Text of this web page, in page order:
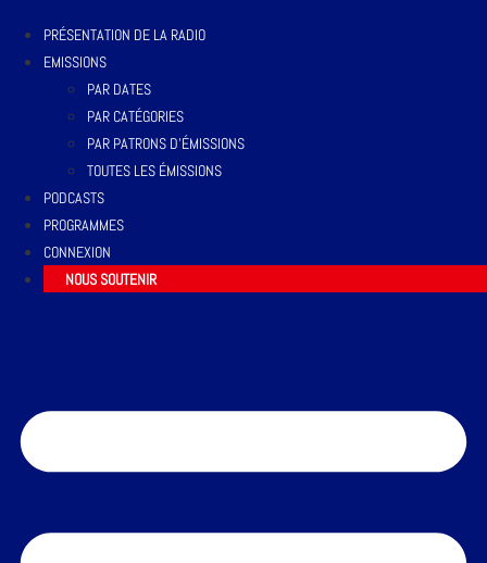
PRÉSENTATION DE LA RADIO
EMISSIONS
PAR DATES
PAR CATÉGORIES
PAR PATRONS D’ÉMISSIONS
TOUTES LES ÉMISSIONS
PODCASTS
PROGRAMMES
CONNEXION
NOUS SOUTENIR